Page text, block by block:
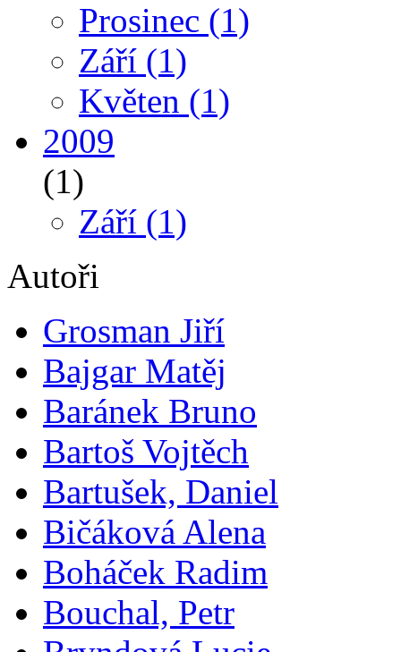
Prosinec (1)
Září (1)
Květen (1)
2009
(1)
Září (1)
Autoři
Grosman Jiří
Bajgar Matěj
Baránek Bruno
Bartoš Vojtěch
Bartušek, Daniel
Bičáková Alena
Boháček Radim
Bouchal, Petr